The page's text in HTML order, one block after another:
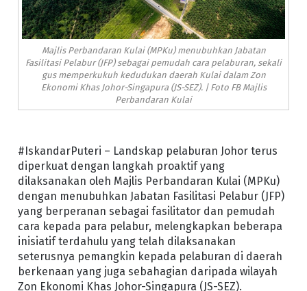
Majlis Perbandaran Kulai (MPKu) menubuhkan Jabatan
Fasilitasi Pelabur (JFP) sebagai pemudah cara pelaburan, sekali
gus memperkukuh kedudukan daerah Kulai dalam Zon
Ekonomi Khas Johor-Singapura (JS-SEZ). | Foto FB Majlis
Perbandaran Kulai
#IskandarPuteri – Landskap pelaburan Johor terus
diperkuat dengan langkah proaktif yang
dilaksanakan oleh Majlis Perbandaran Kulai (MPKu)
dengan menubuhkan Jabatan Fasilitasi Pelabur (JFP)
yang berperanan sebagai fasilitator dan pemudah
cara kepada para pelabur, melengkapkan beberapa
inisiatif terdahulu yang telah dilaksanakan
seterusnya pemangkin kepada pelaburan di daerah
berkenaan yang juga sebahagian daripada wilayah
Zon Ekonomi Khas Johor-Singapura (JS-SEZ).